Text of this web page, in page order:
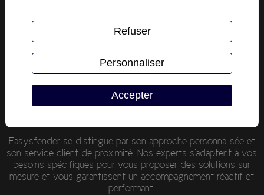
les intrusions et les actes de malveillance.
Alarme : Assurez la sécurité de vos personnes et de vos
Sécurité informatique : Préservez vos données sensibles et
vos systèmes informatiques contre les cyberattaques et les
virus.
Cybersécurité : Renforcez la sécurité de vos systèmes
informatiques et de vos données sensibles pour prévenir les
Easysfender se distingue par son approche personnalisée et
son service client de proximité. Nos experts s'adaptent à vos
besoins spécifiques pour vous proposer des solutions sur
mesure et vous garantissent un accompagnement réactif et
performant.
Accepter
Refuser
Personnaliser